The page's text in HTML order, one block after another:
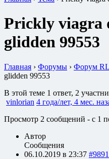
Prickly viagra
glidden 99553
Главная › Форумы › Форум
glidden 99553
В этой теме 1 ответ, 2
vinlorian 4 года/лет, 4 мес.
Просмотр 2 сообщений - с 1
Автор
Сообщения
06.10.2019 в 23:37 #9891